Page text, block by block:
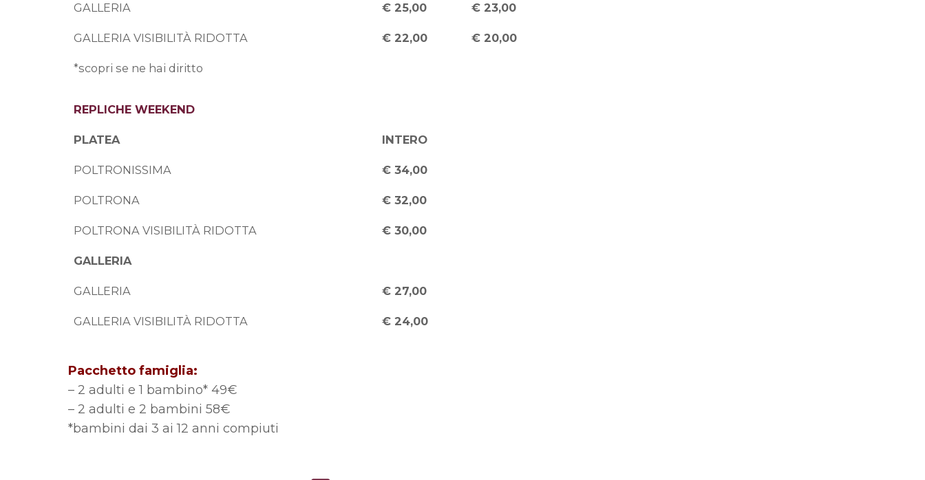
GALLERIA € 25,00 € 23,00
GALLERIA VISIBILITÀ RIDOTTA € 22,00 € 20,00
*scopri se ne hai diritto
REPLICHE WEEKEND
PLATEA INTERO
POLTRONISSIMA € 34,00
POLTRONA € 32,00
POLTRONA VISIBILITÀ RIDOTTA € 30,00
GALLERIA
GALLERIA € 27,00
GALLERIA VISIBILITÀ RIDOTTA € 24,00
Pacchetto famiglia:
– 2 adulti e 1 bambino* 49€
– 2 adulti e 2 bambini 58€
*bambini dai 3 ai 12 anni compiuti